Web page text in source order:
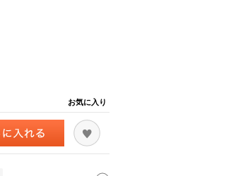
お気に入り